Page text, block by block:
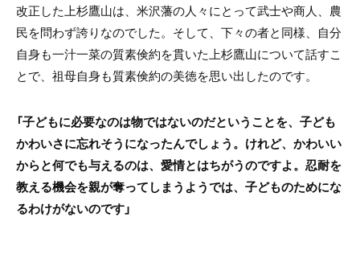
改正した上杉鷹山は、米沢藩の人々にとって武士や商人、農
民を問わず誇りなのでした。そして、下々の者と同様、自分
自身も一汁一菜の質素倹約を貫いた上杉鷹山について話すこ
とで、祖母自身も質素倹約の美徳を思い出したのです。
「子どもに必要なのは物ではないのだということを、子ども
かわいさに忘れそうになったんでしょう。けれど、かわいい
からと何でも与えるのは、愛情とはちがうのですよ。忍耐を
教える機会を親が奪ってしまうようでは、子どものためにな
るわけがないのです」